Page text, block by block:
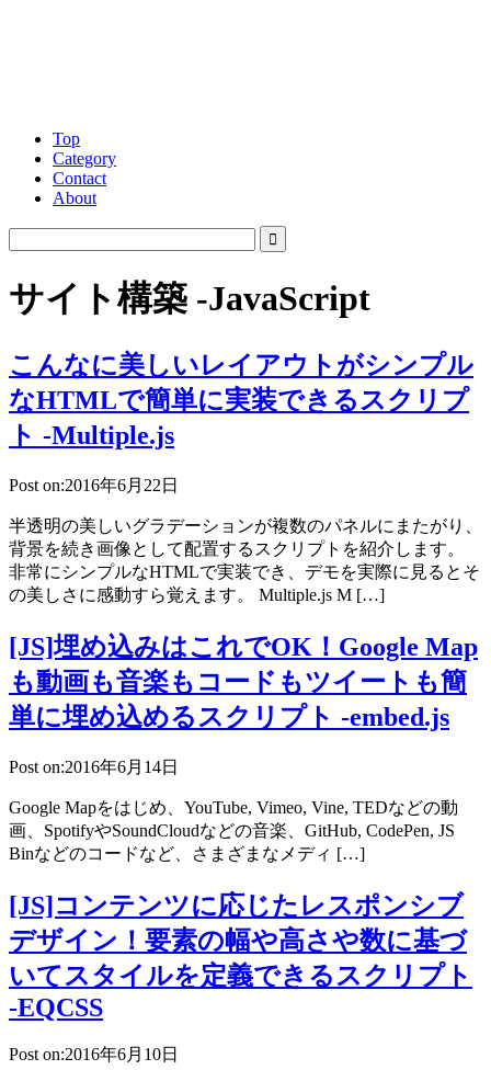
Top
Category
Contact
About
サイト構築 -JavaScript
こんなに美しいレイアウトがシンプル
なHTMLで簡単に実装できるスクリプ
ト -Multiple.js
Post on:2016年6月22日
半透明の美しいグラデーションが複数のパネルにまたがり、
背景を続き画像として配置するスクリプトを紹介します。
非常にシンプルなHTMLで実装でき、デモを実際に見るとそ
の美しさに感動すら覚えます。 Multiple.js M […]
[JS]埋め込みはこれでOK！Google Map
も動画も音楽もコードもツイートも簡
単に埋め込めるスクリプト -embed.js
Post on:2016年6月14日
Google Mapをはじめ、YouTube, Vimeo, Vine, TEDなどの動
画、SpotifyやSoundCloudなどの音楽、GitHub, CodePen, JS
Binなどのコードなど、さまざまなメディ […]
[JS]コンテンツに応じたレスポンシブ
デザイン！要素の幅や高さや数に基づ
いてスタイルを定義できるスクリプト
-EQCSS
Post on:2016年6月10日